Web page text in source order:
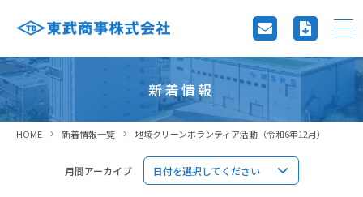
新着情報
HOME 新着情報一覧 地域クリーンボランティア活動（令和6年12月）
月間アーカイブ